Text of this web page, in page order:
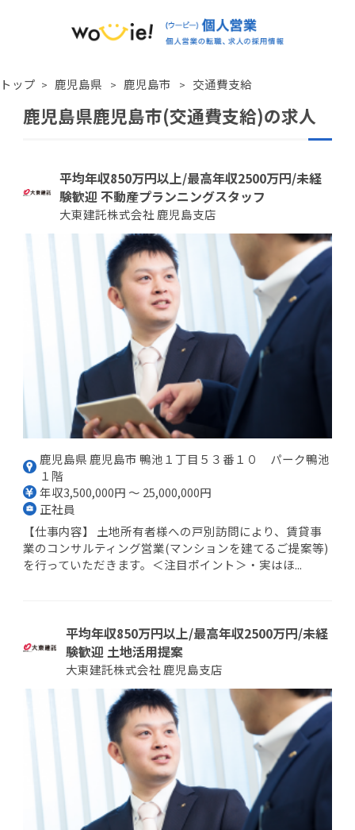
トップ 鹿児島県 鹿児島市 交通費支給
鹿児島県鹿児島市(交通費支給)の求人
平均年収850万円以上/最高年収2500万円/未経
験歓迎 不動産プランニングスタッフ
大東建託株式会社 鹿児島支店
鹿児島県 鹿児島市 鴨池１丁目５３番１０ パーク鴨池
１階
年収3,500,000円 ～ 25,000,000円
正社員
【仕事内容】 土地所有者様への戸別訪問により、賃貸事
業のコンサルティング営業(マンションを建てるご提案等)
を行っていただきます。＜注目ポイント＞・実はほ...
平均年収850万円以上/最高年収2500万円/未経
験歓迎 土地活用提案
大東建託株式会社 鹿児島支店